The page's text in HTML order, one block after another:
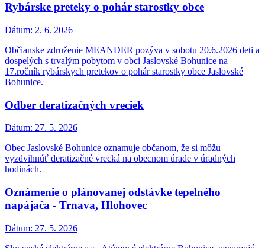
Rybárske preteky o pohár starostky obce
Dátum: 2. 6. 2026
Občianske združenie MEANDER pozýva v sobotu 20.6.2026 deti a
dospelých s trvalým pobytom v obci Jaslovské Bohunice na
17.ročník rybárskych pretekov o pohár starostky obce Jaslovské
Bohunice.
Odber deratizačných vreciek
Dátum: 27. 5. 2026
Obec Jaslovské Bohunice oznamuje občanom, že si môžu
vyzdvihnúť deratizačné vrecká na obecnom úrade v úradných
hodinách.
Oznámenie o plánovanej odstávke tepelného
napájača - Trnava, Hlohovec
Dátum: 27. 5. 2026